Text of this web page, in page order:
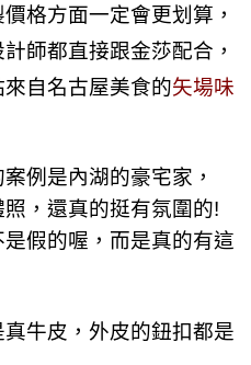
格方面一定會更划算，
師都直接跟金莎配合，
自名古屋美食的矢場味
例是內湖的豪宅家，
，還真的挺有氛圍的!
假的喔，而是真的有這
牛皮， 外皮的鈕扣都是